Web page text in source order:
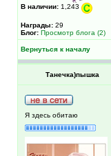
В наличии: 1,243
Награды: 29
Блог: Просмотр блога (2)
Вернуться к началу
Танечка)пышка
Я здесь обитаю